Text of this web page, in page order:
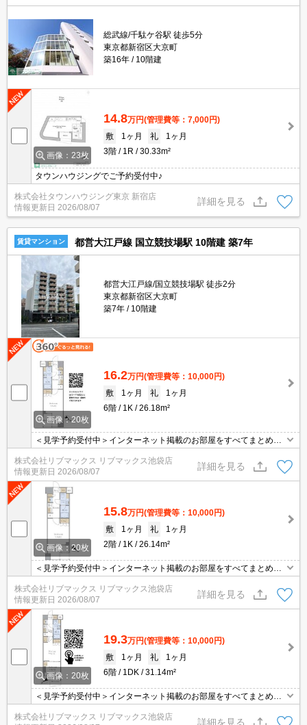
総武線/千駄ケ谷駅 徒歩5分
東京都新宿区大京町
築16年
10階建
画像：23枚
14.8万円(管理費等：7,000円)
敷
1ヶ月 礼
1ヶ月
3階
1R 30.33m²
タウンハウジングでご予約受付中♪
株式会社タウンハウジング東京 新宿店
情報更新日 2026/08/07
詳細を見る
賃貸マンション 都営大江戸線 国立競技場駅 10階建 築7年
都営大江戸線/国立競技場駅 徒歩2分
東京都新宿区大京町
築7年
10階建
画像：20枚
16.2万円(管理費等：10,000円)
敷
1ヶ月 礼
1ヶ月
6階
1K 26.18m²
＜見学予約受付中＞インターネット掲載のお部屋をすべてまとめて
ご紹介可能！ 初期費用クレジット決済可！問合せ当日でもご予約可
能！他社掲載物件もまとめてご紹介可能です。オンライン案内可。
写真・動画送付、WEB契約等来店不要でご契約可能。セキュリティ
充実で安心！お気軽にご相談くださいませ。
株式会社リブマックス リブマックス池袋店
情報更新日 2026/08/07
詳細を見る
画像：20枚
15.8万円(管理費等：10,000円)
敷
1ヶ月 礼
1ヶ月
2階
1K 26.14m²
＜見学予約受付中＞インターネット掲載のお部屋をすべてまとめて
ご紹介可能！ 初期費用クレジット決済可！問合せ当日でもご予約可
能！他社掲載物件もまとめてご紹介可能です。オンライン案内可。
写真・動画送付、WEB契約等来店不要でご契約可能。セキュリティ
充実で安心！お気軽にご相談くださいませ。
株式会社リブマックス リブマックス池袋店
情報更新日 2026/08/07
詳細を見る
画像：20枚
19.3万円(管理費等：10,000円)
敷
1ヶ月 礼
1ヶ月
6階
1DK 31.14m²
＜見学予約受付中＞インターネット掲載のお部屋をすべてまとめて
ご紹介可能！ 初期費用クレジット決済可！問合せ当日でもご予約可
能！他社掲載物件もまとめてご紹介可能です。オンライン案内可。
株式会社リブマックス リブマックス池袋店
詳細を見る